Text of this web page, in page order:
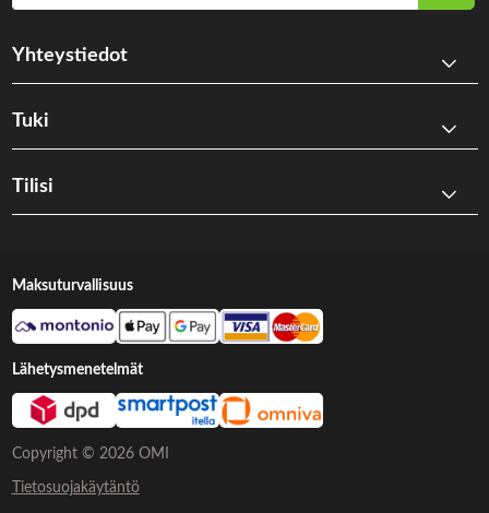
Yhteystiedot
Tuki
Tilisi
Copyright © 2026 OMI
Tietosuojakäytäntö
Maksuturvallisuus
Lähetysmenetelmät